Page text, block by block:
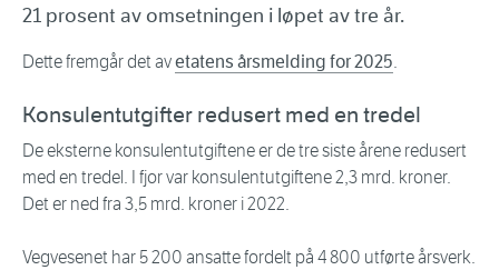
21 prosent av omsetningen i løpet av tre år.
Dette fremgår det avetatens årsmelding for 2025.
Konsulentutgifter redusert med en tredel
De eksterne konsulentutgiftene er de tre siste årene redusert
med en tredel. I fjor var konsulentutgiftene 2,3 mrd. kroner.
Det er ned fra 3,5 mrd. kroner i 2022.
Vegvesenet har 5 200 ansatte fordelt på 4 800 utførte årsverk.